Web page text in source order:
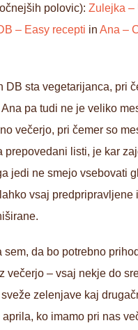
polovic): Zulejka –
– Easy recepti in Ana –
DB sta vegetarijanca, pri
pa tudi ne je veliko
večerjo, pri čemer so
prepovedani listi, je kar
jedi ne smejo vsebovati
vsaj predpripravljene
sem, da bo potrebno
večerjo – vsaj nekje do
zelenjave kaj
aprila, ko imamo pri nas